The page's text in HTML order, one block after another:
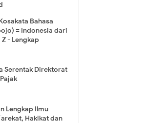
Bahasa
= Indonesia dari
- Lengkap
Serentak Direktorat
Lengkap Ilmu
Hakikat dan